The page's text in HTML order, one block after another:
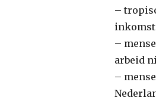
–
–
arbeid
–